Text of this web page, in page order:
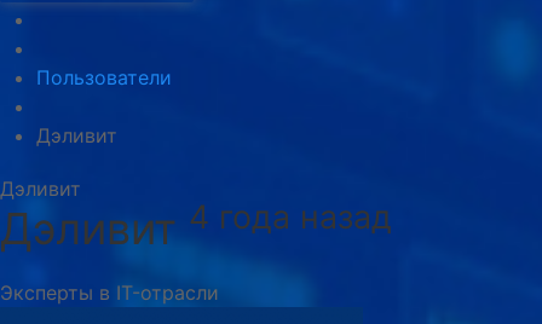
Пользователи
Дэливит
Дэливит
Дэливит 4 года назад
Эксперты в IT-отрасли